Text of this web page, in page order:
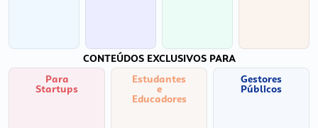
CONTEÚDOS EXCLUSIVOS PARA
Para
Startups
Estudantes
e
Educadores
Gestores
Públicos